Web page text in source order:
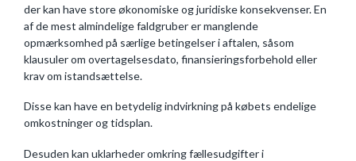
der kan have store økonomiske og juridiske konsekvenser. En
af de mest almindelige faldgruber er manglende
opmærksomhed på særlige betingelser i aftalen, såsom
klausuler om overtagelsesdato, finansieringsforbehold eller
krav om istandsættelse.
Disse kan have en betydelig indvirkning på købets endelige
omkostninger og tidsplan.
Desuden kan uklarheder omkring fællesudgifter i